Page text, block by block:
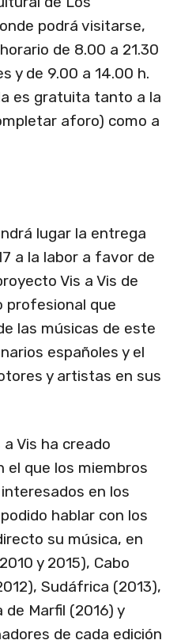
podrá visitarse,
de 8.00 a 21.30
y de 9.00 a 14.00 h.
es gratuita tanto a la
aforo) como a
lugar la entrega
a la labor a favor de
Vis a Vis de
profesional que
las músicas de este
españoles y el
y artistas en sus
Vis ha creado
el que los miembros
en los
hablar con los
su música, en
y 2015), Cabo
Sudáfrica (2013),
de Marfil (2016) y
de cada edición